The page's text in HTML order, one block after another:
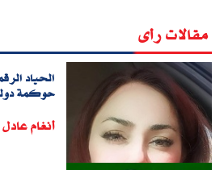
مقالات رأى
الحياد
حوكمة
أنغام